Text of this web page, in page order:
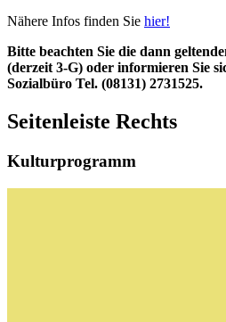
Nähere Infos finden Sie hier!
Bitte beachten Sie die dann
(derzeit 3-G) oder informieren Sie
Sozialbüro Tel. (08131) 2731525.
Seitenleiste Rechts
Kulturprogramm